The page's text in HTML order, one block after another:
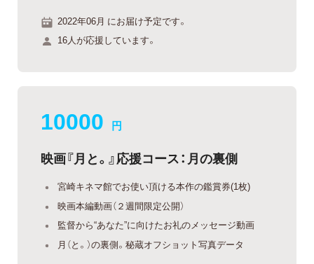
2022年06月 にお届け予定です。
16人が応援しています。
10000 円
映画『月と。』応援コース：月の裏側
宮崎キネマ館でお使い頂ける本作の鑑賞券(1枚)
映画本編動画（２週間限定公開）
監督から“あなた”に向けたお礼のメッセージ動画
月（と。）の裏側。秘蔵オフショット写真データ